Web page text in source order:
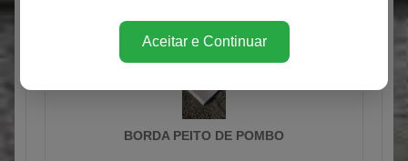
Aceitar e Continuar
BORDA PEITO DE POMBO